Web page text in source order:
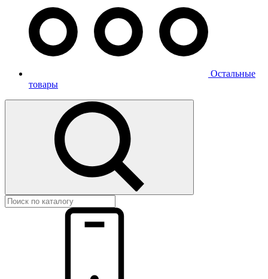
Остальные
товары